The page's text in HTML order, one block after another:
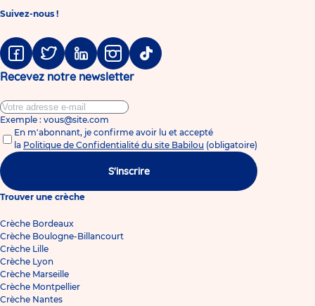
Suivez-nous !
FacebookTwitter LinkedinInstagramTiktok
Recevez notre newsletter
Exemple : vous@site.com
En m'abonnant, je confirme avoir lu et accepté
la Politique de Confidentialité du site Babilou (obligatoire)
S'inscrire
Trouver une crèche
Crèche Bordeaux
Crèche Boulogne-Billancourt
Crèche Lille
Crèche Lyon
Crèche Marseille
Crèche Montpellier
Crèche Nantes